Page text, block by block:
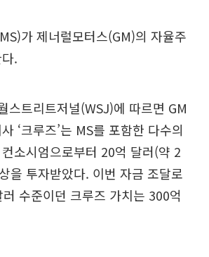
가 제너럴모터스(GM)의 자율주
.
스트리트저널(WSJ)에 따르면 GM
‘크루즈’는 MS를 포함한 다수의
소시엄으로부터 20억 달러(약 2
을 투자받았다. 이번 자금 조달로
수준이던 크루즈 가치는 300억